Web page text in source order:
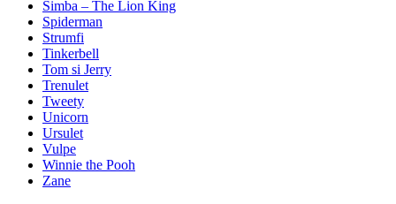
Simba – The Lion King
Spiderman
Strumfi
Tinkerbell
Tom si Jerry
Trenulet
Tweety
Unicorn
Ursulet
Vulpe
Winnie the Pooh
Zane